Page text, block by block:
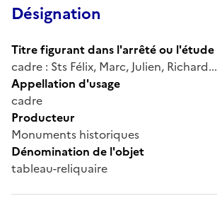
Désignation
Titre figurant dans l'arrêté ou l'étude
cadre : Sts Félix, Marc, Julien, Richard...
Appellation d'usage
cadre
Producteur
Monuments historiques
Dénomination de l'objet
tableau-reliquaire